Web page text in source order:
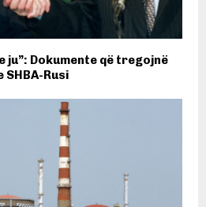
ju”: Dokumente që tregojnë
Rusi